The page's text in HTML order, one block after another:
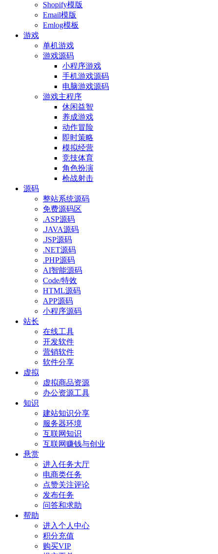
Shopify模版
Email模版
Emlog模板
游戏
单机游戏
游戏源码
小程序游戏
手机游戏源码
电脑游戏源码
游戏主程序
休闲益智
养成游戏
动作冒险
即时策略
模拟经营
竞技体育
角色扮演
枪战射击
源码
整站系统源码
免费源码区
.ASP源码
.JAVA源码
.JSP源码
.NET源码
.PHP源码
AI智能源码
Code/特效
HTML源码
APP源码
小程序源码
站长
在线工具
开发软件
营销软件
软件分享
虚拟
虚拟商品资源
办公资源工具
知识
建站知识分享
服务器环境
互联网知识
互联网赚钱与创业
悬赏
进入任务大厅
电商类任务
点赞关注评论
发布任务
问答和求助
帮助
进入个人中心
积分充值
购买VIP